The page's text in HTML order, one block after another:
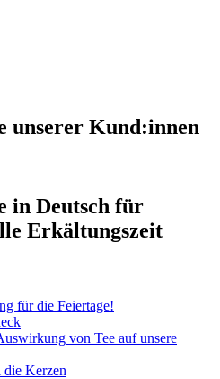
unserer Kund:innen
in Deutsch für
Erkältungszeit
für die Feiertage!
von Tee auf unsere
Kerzen